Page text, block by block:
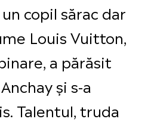
copil sărac dar
Louis Vuitton,
a părăsit
și s-a
Talentul, truda